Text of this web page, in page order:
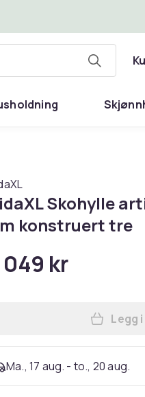
Skohylle
konstruert tre
049 kr
Legg
Ma., 17 aug. - to., 20 aug.